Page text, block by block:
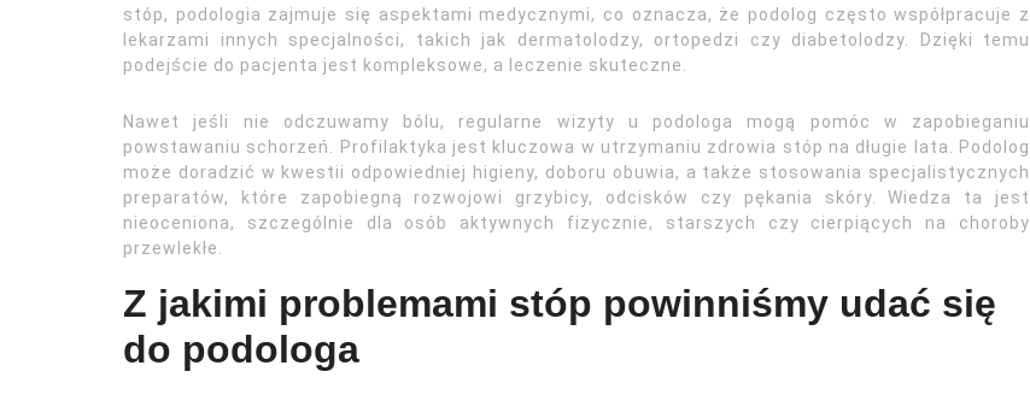
stóp, podologia zajmuje się aspektami medycznymi, co oznacza, że podolog często współpracuje z
lekarzami innych specjalności, takich jak dermatolodzy, ortopedzi czy diabetolodzy. Dzięki temu
podejście do pacjenta jest kompleksowe, a leczenie skuteczne.
Nawet jeśli nie odczuwamy bólu, regularne wizyty u podologa mogą pomóc w zapobieganiu
powstawaniu schorzeń. Profilaktyka jest kluczowa w utrzymaniu zdrowia stóp na długie lata. Podolog
może doradzić w kwestii odpowiedniej higieny, doboru obuwia, a także stosowania specjalistycznych
preparatów, które zapobiegną rozwojowi grzybicy, odcisków czy pękania skóry. Wiedza ta jest
nieoceniona, szczególnie dla osób aktywnych fizycznie, starszych czy cierpiących na choroby
przewlekłe.
Z jakimi problemami stóp powinniśmy udać się
do podologa